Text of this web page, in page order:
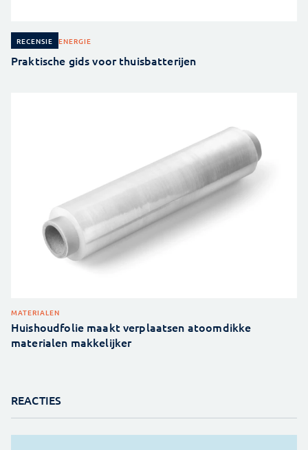
RECENSIE ENERGIE
Praktische gids voor thuisbatterijen
MATERIALEN
Huishoudfolie maakt verplaatsen atoomdikke
materialen makkelijker
REACTIES